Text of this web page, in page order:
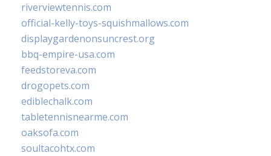
riverviewtennis.com
official-kelly-toys-squishmallows.com
displaygardenonsuncrest.org
bbq-empire-usa.com
feedstoreva.com
drogopets.com
ediblechalk.com
tabletennisnearme.com
oaksofa.com
soultacohtx.com